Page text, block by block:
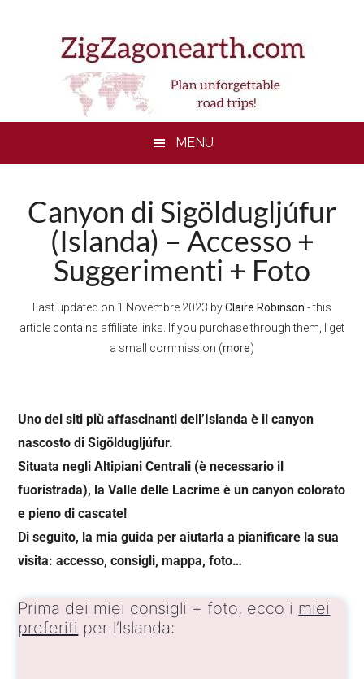
MENU
Canyon di Sigöldugljúfur
(Islanda) – Accesso +
Suggerimenti + Foto
Last updated on 1 Novembre 2023 byClaire Robinson - this
article contains affiliate links. If you purchase through them, I get
a small commission (more)
Uno dei siti più affascinanti dell’Islanda è il canyon
nascosto di Sigöldugljúfur.
Situata negli Altipiani Centrali (è necessario il
fuoristrada), la Valle delle Lacrime è un canyon colorato
e pieno dicascate!
Di seguito, la mia guida per aiutarla a pianificare la sua
visita: accesso, consigli, mappa, foto…
Prima dei miei consigli + foto, ecco i miei
preferiti per l’Islanda: